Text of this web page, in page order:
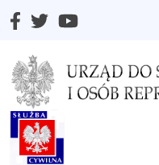
Wybierz swój język